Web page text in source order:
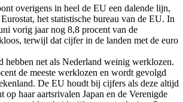
overigens in heel de EU een dalende lijn,
het statistische bureau van de EU. In
vorig jaar nog 8,8 procent van de
terwijl dat cijfer in de landen met de euro
hebben net als Nederland weinig werklozen.
de meeste werklozen en wordt gevolgd
De EU houdt bij cijfers als deze altijd
op haar aartsrivalen Japan en de Verenigde